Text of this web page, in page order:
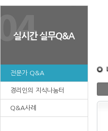
전문가 Q&A
경리인의 지식나눔터
Q&A사례